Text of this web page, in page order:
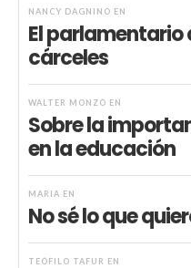
NANCY DAGNINO EN
El parlamentario
cárceles
WALTER MONZÓ EN
Sobre la
en la educación
MARIA EN
No sé lo que
TEÓFILO TAFUR EN